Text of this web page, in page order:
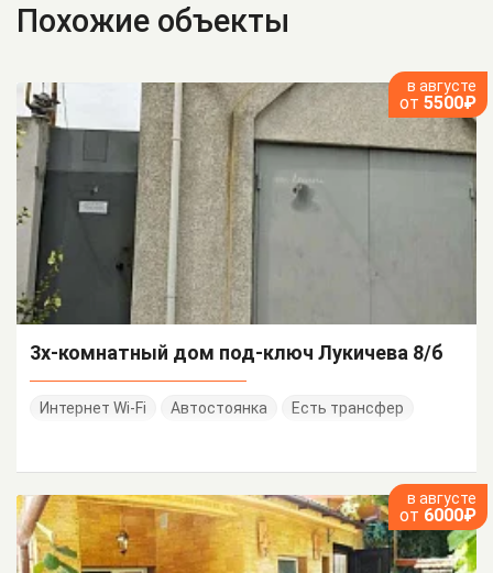
Похожие объекты
в августе
от 5500₽
3х-комнатный дом под-ключ Лукичева 8/б
Интернет Wi-Fi Автостоянка Есть трансфер
в августе
от 6000₽